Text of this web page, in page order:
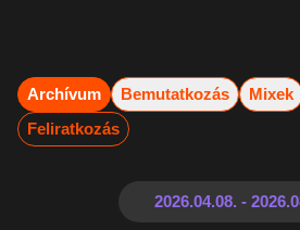
Archívum Bemutatkozás Mixek
Feliratkozás